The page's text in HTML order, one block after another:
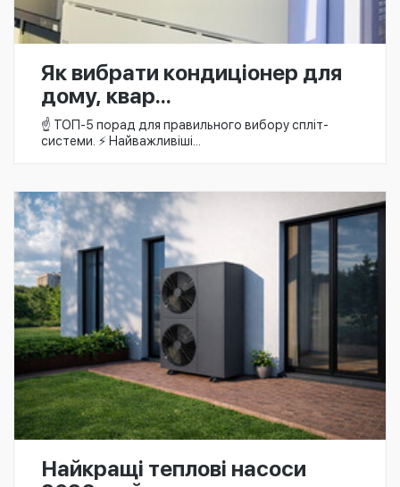
Як вибрати кондиціонер для
дому, квар...
☝️ ТОП-5 порад для правильного вибору спліт-
системи. ⚡ Найважливіші...
Найкращі теплові насоси